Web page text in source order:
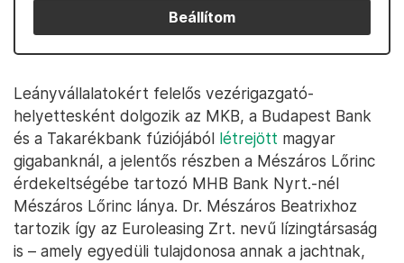
Beállítom
Leányvállalatokért felelős vezérigazgató-
helyettesként dolgozik az MKB, a Budapest Bank
és a Takarékbank fúziójából létrejött magyar
gigabanknál, a jelentős részben a Mészáros Lőrinc
érdekeltségébe tartozó MHB Bank Nyrt.-nél
Mészáros Lőrinc lánya. Dr. Mészáros Beatrixhoz
tartozik így az Euroleasing Zrt. nevű lízingtársaság
is – amely egyedüli tulajdonosa annak a jachtnak,